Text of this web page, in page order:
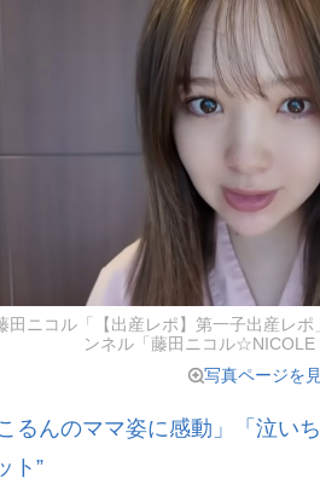
田ニコル「【出産レポ】第一子出産レ
ンネル「藤田ニコル☆NICOLE
写真ページを
るんのママ姿に感動」「泣い
ト”